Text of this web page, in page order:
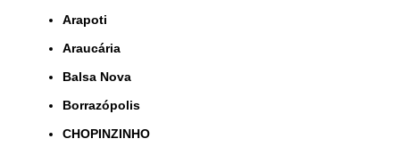
Arapoti
Araucária
Balsa Nova
Borrazópolis
CHOPINZINHO